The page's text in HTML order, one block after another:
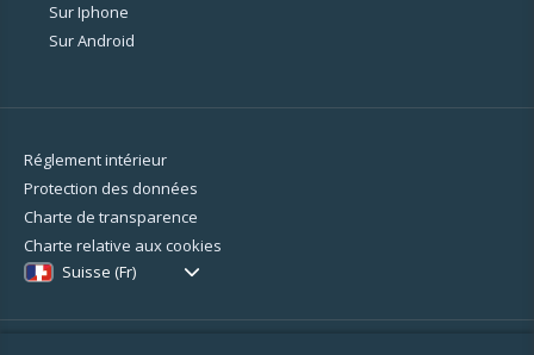
Sur Iphone
Sur Android
Réglement intérieur
Protection des données
Charte de transparence
Charte relative aux cookies
Suisse (Fr)